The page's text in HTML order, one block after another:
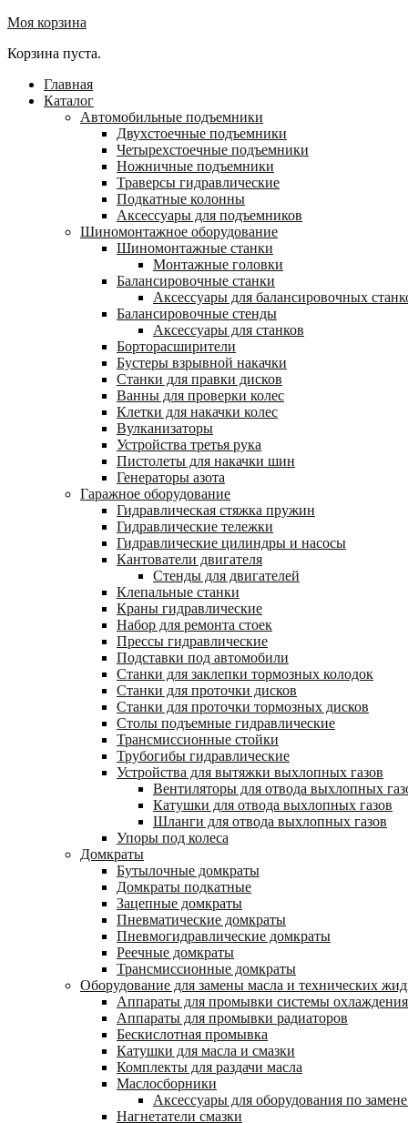
Моя корзина
Корзина пуста.
Главная
Каталог
Автомобильные подъемники
Двухстоечные подъемники
Четырехстоечные подъемники
Ножничные подъемники
Траверсы гидравлические
Подкатные колонны
Аксессуары для подъемников
Шиномонтажное оборудование
Шиномонтажные станки
Монтажные головки
Балансировочные станки
Аксессуары для балансировочных
Балансировочные стенды
Аксессуары для станков
Борторасширители
Бустеры взрывной накачки
Станки для правки дисков
Ванны для проверки колес
Клетки для накачки колес
Вулканизаторы
Устройства третья рука
Пистолеты для накачки шин
Генераторы азота
Гаражное оборудование
Гидравлическая стяжка пружин
Гидравлические тележки
Гидравлические цилиндры и насосы
Кантователи двигателя
Стенды для двигателей
Клепальные станки
Краны гидравлические
Набор для ремонта стоек
Прессы гидравлические
Подставки под автомобили
Станки для заклепки тормозных колодок
Станки для проточки дисков
Станки для проточки тормозных дисков
Столы подъемные гидравлические
Трансмиссионные стойки
Трубогибы гидравлические
Устройства для вытяжки выхлопных газов
Вентиляторы для отвода выхлопных
Катушки для отвода выхлопных газов
Шланги для отвода выхлопных газов
Упоры под колеса
Домкраты
Бутылочные домкраты
Домкраты подкатные
Зацепные домкраты
Пневматические домкраты
Пневмогидравлические домкраты
Реечные домкраты
Трансмиссионные домкраты
Оборудование для замены масла и технических
Аппараты для промывки системы охлаждения
Аппараты для промывки радиаторов
Бескислотная промывка
Катушки для масла и смазки
Комплекты для раздачи масла
Маслосборники
Аксессуары для оборудования по
Нагнетатели смазки